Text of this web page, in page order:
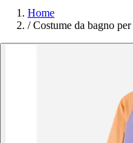
Home
/ Costume da bagno